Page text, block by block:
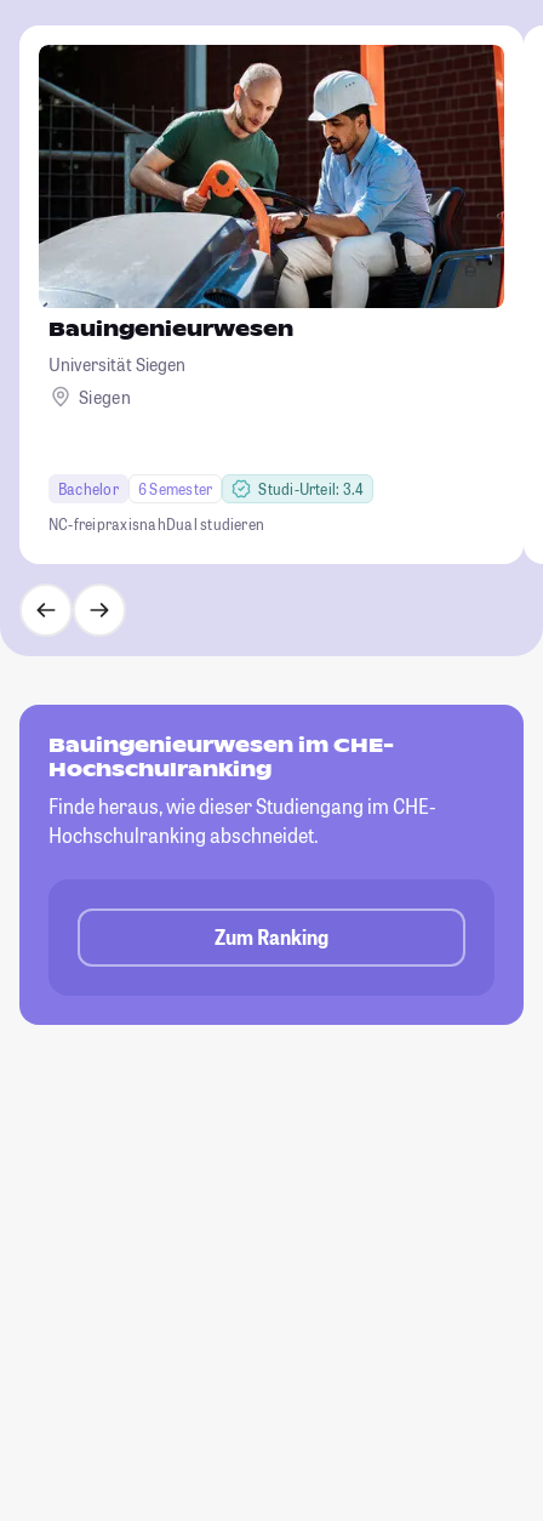
Bauingenieurwesen
Universität Siegen
Siegen
Bachelor 6 Semester
Studi-Urteil: 3.4
NC-freipraxisnahDual studieren
Bauingenieurwesen im CHE-
Hochschulranking
Finde heraus, wie dieser Studiengang im CHE-
Hochschulranking abschneidet.
Zum Ranking